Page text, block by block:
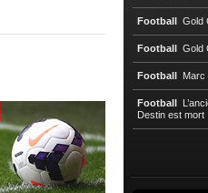
Football Gold
Football Gold
Football Marc
Football
Destin est mort